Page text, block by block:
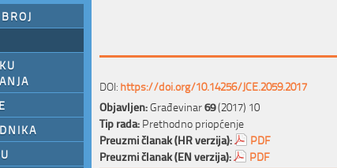
DOI:https://doi.org/10.14256/JCE.2059.2017
Objavljen:Građevinar69(2017) 10
Tip rada:Prethodno priopćenje
Preuzmi članak (HR verzija):
PDF
Preuzmi članak (EN verzija):
PDF